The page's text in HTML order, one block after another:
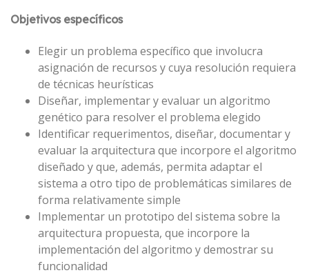
Objetivos específicos
Elegir un problema específico que involucra
asignación de recursos y cuya resolución requiera
de técnicas heurísticas
Diseñar, implementar y evaluar un algoritmo
genético para resolver el problema elegido
Identificar requerimentos, diseñar, documentar y
evaluar la arquitectura que incorpore el algoritmo
diseñado y que, además, permita adaptar el
sistema a otro tipo de problemáticas similares de
forma relativamente simple
Implementar un prototipo del sistema sobre la
arquitectura propuesta, que incorpore la
implementación del algoritmo y demostrar su
funcionalidad